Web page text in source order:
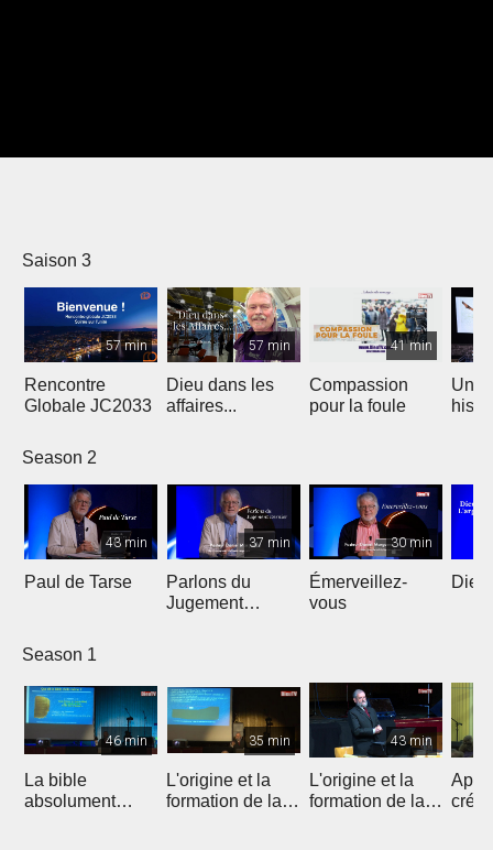
Saison 3
57 min
Rencontre
Globale JC2033
57 min
Dieu dans les
affaires...
41 min
Compassion
pour la foule
Une
Season 2
43 min
Paul de Tarse
37 min
Parlons du
Jugement
30 min
Émerveillez-
vous
Dieu
Season 1
46 min
La bible
absolument
35 min
L'origine et la
formation de la
43 min
L'origine et la
formation de la